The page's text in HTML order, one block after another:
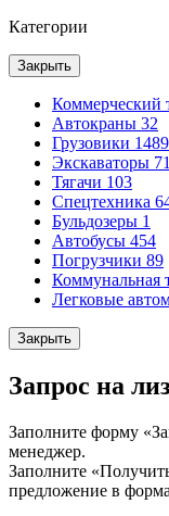
Категории
Закрыть
Коммерческий
Автокраны 32
Грузовики 1489
Экскаваторы 71
Тягачи 103
Спецтехника
Бульдозеры 1
Автобусы 454
Погрузчики 89
Коммунальная
Легковые
Закрыть
Запрос на
Заполните форму
менеджер.
Заполните
предложение в